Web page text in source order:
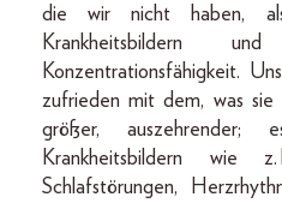
die wir nicht haben,
Krankheitsbildern
Konzentrationsfähigkeit.
zufrieden mit dem, was sie
größer,
Krankheitsbildern wie
Schlafstörungen,